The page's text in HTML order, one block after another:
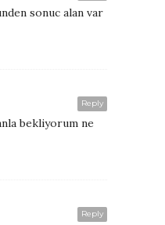
sonuc alan var
Reply
bekliyorum ne
Reply